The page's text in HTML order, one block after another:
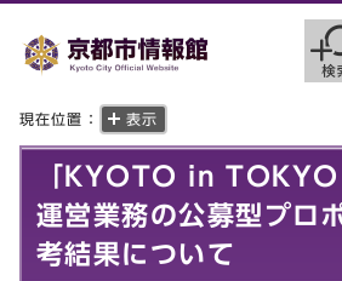
現在位置： 表示
「KYOTO in TOKYO
運営業務の公募型プロ
考結果について